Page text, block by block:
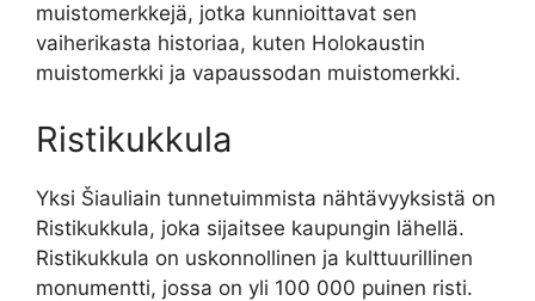
muistomerkkejä, jotka kunnioittavat sen
vaiherikasta historiaa, kuten Holokaustin
muistomerkki ja vapaussodan muistomerkki.
Ristikukkula
Yksi Šiauliain tunnetuimmista nähtävyyksistä on
Ristikukkula, joka sijaitsee kaupungin lähellä.
Ristikukkula on uskonnollinen ja kulttuurillinen
monumentti, jossa on yli 100 000 puinen risti.